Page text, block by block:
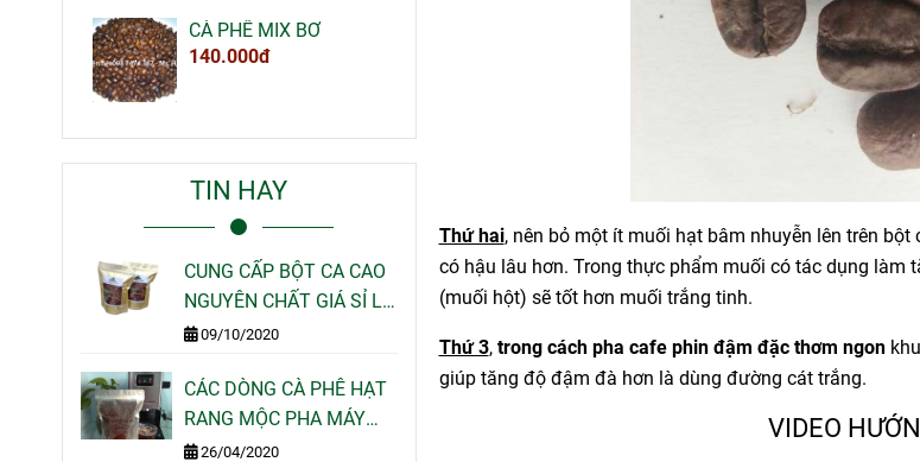
Thứ hai, nên bỏ một ít muối hạt bâm nhuyễn lên trên bột
có hậu lâu hơn. Trong thực phẩm muối có tác dụng
(muối hột) sẽ tốt hơn muối trắng tinh.
Thứ 3, trong cách pha cafe phin đậm đặc thơm ngon
giúp tăng độ đậm đà hơn là dùng đường cát trắng.
VIDEO
CÀ PHÊ MIX BƠ
140.000đ
TIN HAY
CUNG CẤP BỘT CA CAO
NGUYÊN CHẤT GIÁ SỈ LẺ
CHO QUÁN CAFE TẠI
09/10/2020
CÁC DÒNG CÀ PHÊ HẠT
RANG MỘC PHA MÁY
ESPRESSO NGON CỦA
26/04/2020